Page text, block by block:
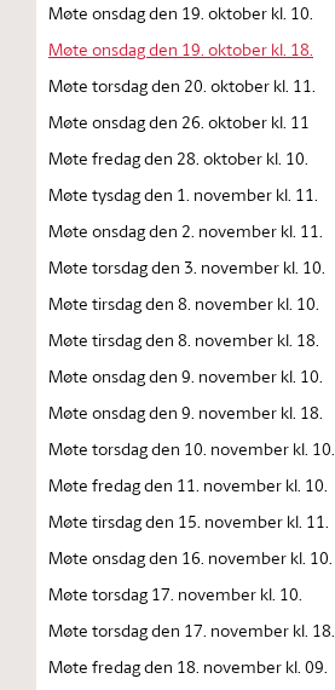
Møte onsdag den 19. oktober kl. 10.
Møte onsdag den 19. oktober kl. 18.
Møte torsdag den 20. oktober kl. 11.
Møte onsdag den 26. oktober kl. 11
Møte fredag den 28. oktober kl. 10.
Møte tysdag den 1. november kl. 11.
Møte onsdag den 2. november kl. 11.
Møte torsdag den 3. november kl. 10.
Møte tirsdag den 8. november kl. 10.
Møte tirsdag den 8. november kl. 18.
Møte onsdag den 9. november kl. 10.
Møte onsdag den 9. november kl. 18.
Møte torsdag den 10. november kl. 10.
Møte fredag den 11. november kl. 10.
Møte tirsdag den 15. november kl. 11.
Møte onsdag den 16. november kl. 10.
Møte torsdag 17. november kl. 10.
Møte torsdag den 17. november kl. 18.
Møte fredag den 18. november kl. 09.